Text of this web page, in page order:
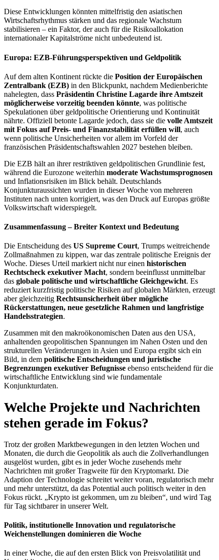
Diese Entwicklungen könnten mittelfristig den asiatischen
Wirtschaftsrhythmus stärken und das regionale Wachstum
stabilisieren – ein Faktor, der auch für die Risikoallokation
internationaler Kapitalströme nicht unbedeutend ist.
Europa: EZB-Führungsperspektiven und Geldpolitik
Auf dem alten Kontinent rückte die Position der Europäischen
Zentralbank (EZB) in den Blickpunkt, nachdem Medienberichte
nahelegten, dass Präsidentin Christine Lagarde ihre Amtszeit
möglicherweise vorzeitig beenden könnte, was politische
Spekulationen über geldpolitische Orientierung und Kontinuität
nährte. Offiziell betonte Lagarde jedoch, dass sie die volle Amtszeit
mit Fokus auf Preis- und Finanzstabilität erfüllen will, auch
wenn politische Unsicherheiten vor allem im Vorfeld der
französischen Präsidentschaftswahlen 2027 bestehen bleiben.
Die EZB hält an ihrer restriktiven geldpolitischen Grundlinie fest,
während die Eurozone weiterhin moderate Wachstumsprognosen
und Inflationsrisiken im Blick behält. Deutschlands
Konjunkturaussichten wurden in dieser Woche von mehreren
Instituten nach unten korrigiert, was den Druck auf Europas größte
Volkswirtschaft widerspiegelt.
Zusammenfassung – Breiter Kontext und Bedeutung
Die Entscheidung des US Supreme Court, Trumps weitreichende
Zollmaßnahmen zu kippen, war das zentrale politische Ereignis der
Woche. Dieses Urteil markiert nicht nur einen historischen
Rechtscheck exekutiver Macht, sondern beeinflusst unmittelbar
das globale politische und wirtschaftliche Gleichgewicht. Es
reduziert kurzfristig politische Risiken auf globalen Märkten, erzeugt
aber gleichzeitig Rechtsunsicherheit über mögliche
Rückerstattungen, neue gesetzliche Rahmen und langfristige
Handelsstrategien.
Zusammen mit den makroökonomischen Daten aus den USA,
anhaltenden geopolitischen Spannungen im Nahen Osten und den
strukturellen Veränderungen in Asien und Europa ergibt sich ein
Bild, in dem politische Entscheidungen und juristische
Begrenzungen exekutiver Befugnisse ebenso entscheidend für die
wirtschaftliche Entwicklung sind wie fundamentale
Konjunkturdaten.
Welche Projekte und Nachrichten
stehen gerade im Fokus?
Trotz der großen Marktbewegungen in den letzten Wochen und
Monaten, die durch die Geopolitik als auch die Zollverhandlungen
ausgelöst wurden, gibt es in jeder Woche zusehends mehr
Nachrichten mit großer Tragweite für den Kryptomarkt. Die
Adaption der Technologie schreitet weiter voran, regulatorisch mehr
und mehr unterstützt, da das Potential auch politisch weiter in den
Fokus rückt. „Krypto ist gekommen, um zu bleiben“, und wird Tag
für Tag sichtbarer in unserer Welt.
Politik, institutionelle Innovation und regulatorische
Weichenstellungen dominieren die Woche
In einer Woche, die auf den ersten Blick von Preisvolatilität und